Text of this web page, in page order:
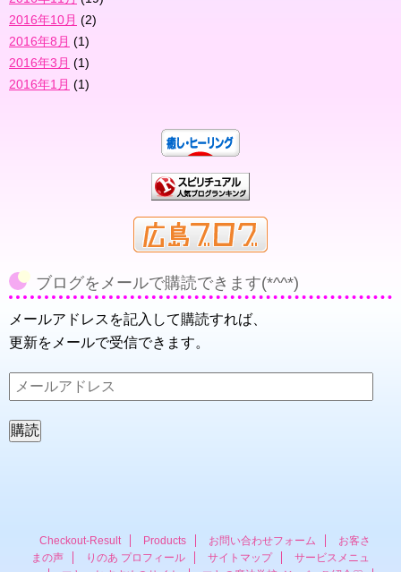
2016年10月 (2)
2016年8月 (1)
2016年3月 (1)
2016年1月 (1)
ブログをメールで購読できます(*^^*)
メールアドレスを記入して購読すれば、
更新をメールで受信できます。
メ
ル
Checkout-Result Products お問い合わせフォーム
お客さ
まの声
りのあ プロフィール サイトマップ
サービスメニュ